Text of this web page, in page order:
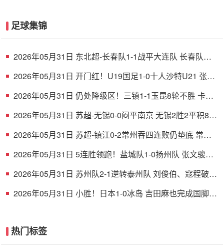
足球集锦
2026年05月31日 东北超-长春队1-1战平大连队 长春队点
2026年05月31日 开门红！U19国足1-0十人沙特U21 张家
2026年05月31日 仍处降级区！三镇1-1玉昆8轮不胜 卡迪
2026年05月31日 苏超-无锡0-0闷平南京 无锡2胜2平积8分
2026年05月31日 苏超-镇江0-2常州吞四连败仍垫底 常州
2026年05月31日 5连胜领跑！盐城队1-0扬州队 张文骏点
2026年05月31日 苏州队2-1逆转泰州队 刘俊伯、寇程破门
2026年05月31日 小胜！日本1-0冰岛 吉田麻也完成国脚谢
热门标签